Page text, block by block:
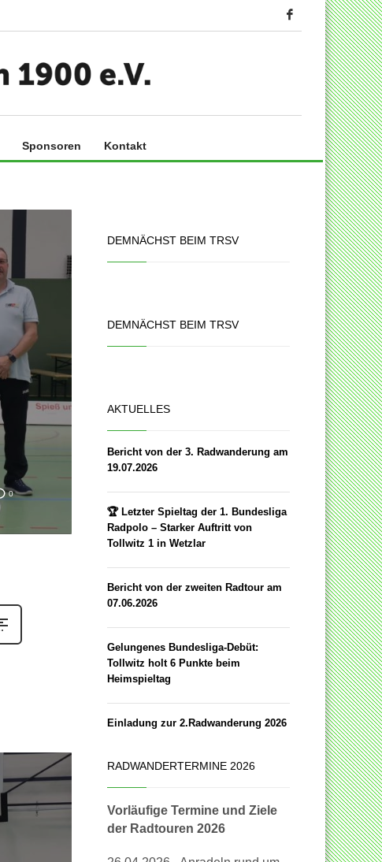
Sponsoren Kontakt
0
DEMNÄCHST BEIM TRSV
DEMNÄCHST BEIM TRSV
AKTUELLES
Bericht von der 3. Radwanderung am
19.07.2026
🏆 Letzter Spieltag der 1. Bundesliga
Radpolo – Starker Auftritt von
Tollwitz 1 in Wetzlar
Bericht von der zweiten Radtour am
07.06.2026
Gelungenes Bundesliga-Debüt:
Tollwitz holt 6 Punkte beim
Heimspieltag
Einladung zur 2.Radwanderung 2026
RADWANDERTERMINE 2026
Vorläufige Termine und Ziele
der Radtouren 2026